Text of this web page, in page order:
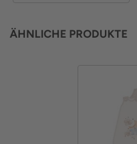
ÄHNLICHE PRODUKTE